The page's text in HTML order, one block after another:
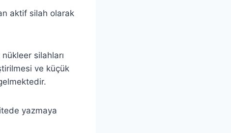
aktif silah olarak
silahları
ve küçük
yazmaya